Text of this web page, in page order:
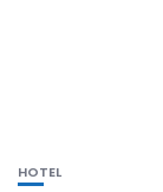
HOTEL